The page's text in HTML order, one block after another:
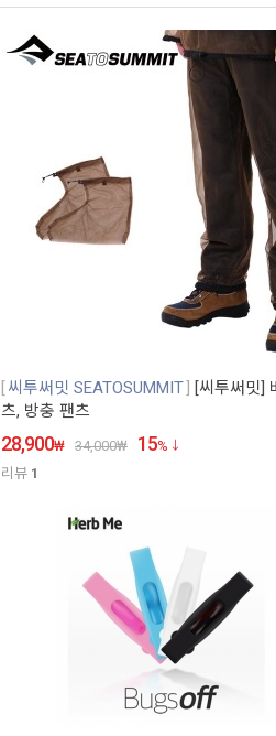
씨투써밋 SEATOSUMMIT
[씨투써밋]
츠, 방충 팬츠
28,900₩ 34,000₩ 15%
리뷰 1